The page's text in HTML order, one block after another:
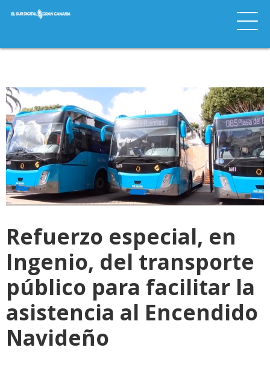
Refuerzo especial, en
Ingenio, del transporte
público para facilitar la
asistencia al Encendido
Navideño